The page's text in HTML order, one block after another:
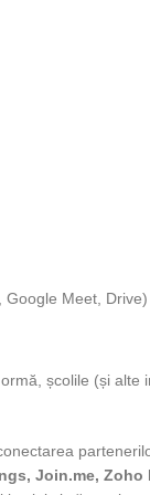
Google Meet, Drive)
școlile (și
Join.me,